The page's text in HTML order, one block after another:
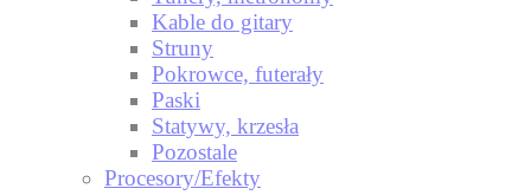
Kable do gitary
Struny
Pokrowce, futerały
Paski
Statywy, krzesła
Pozostale
Procesory/Efekty